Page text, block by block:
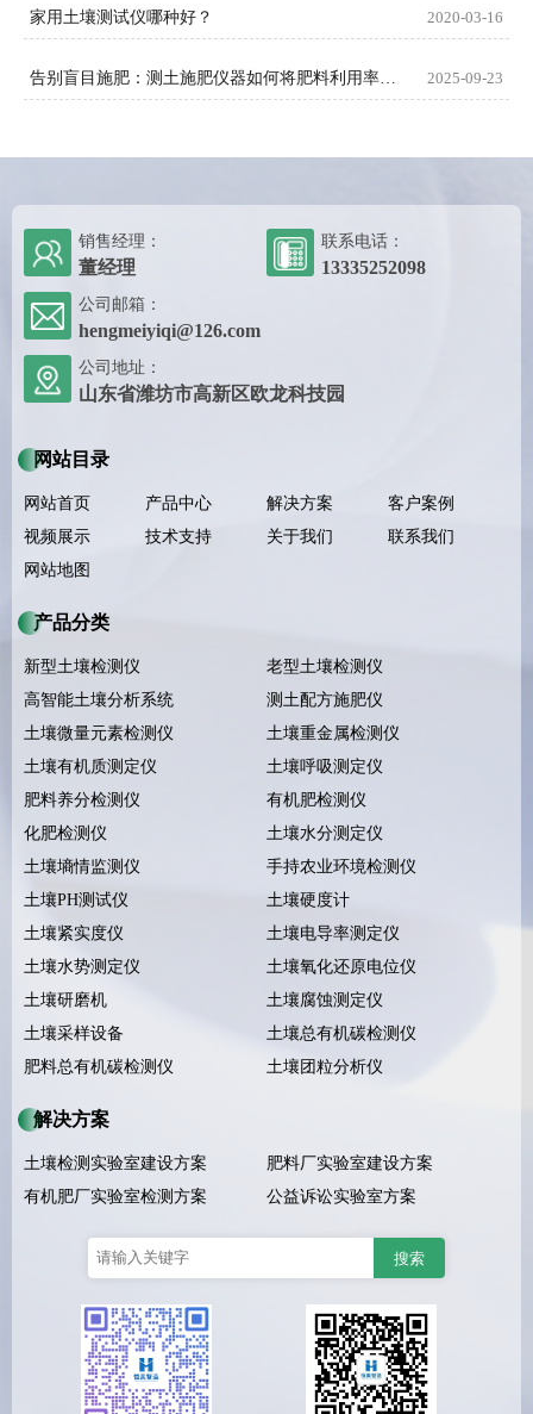
家用土壤测试仪哪种好？ 2020-03-16
2025-09-23
销售经理：
董经理
联系电话：
13335252098
公司邮箱：
hengmeiyiqi@126.com
公司地址：
山东省潍坊市高新区欧龙科技园
网站目录
网站首页 产品中心 解决方案
客户案例
视频展示
技术支持 关于我们
联系我们
网站地图
产品分类
新型土壤检测仪
老型土壤检测仪
高智能土壤分析系统
测土配方施肥仪
土壤微量元素检测仪
土壤重金属检测仪
土壤有机质测定仪
土壤呼吸测定仪
肥料养分检测仪
有机肥检测仪
化肥检测仪
土壤水分测定仪
土壤墒情监测仪
手持农业环境检测仪
土壤PH测试仪
土壤硬度计
土壤紧实度仪
土壤电导率测定仪
土壤水势测定仪
土壤氧化还原电位仪
土壤研磨机
土壤腐蚀测定仪
土壤采样设备
土壤总有机碳检测仪
肥料总有机碳检测仪
土壤团粒分析仪
解决方案
土壤检测实验室建设方案
肥料厂实验室建设方案
有机肥厂实验室检测方案
公益诉讼实验室方案